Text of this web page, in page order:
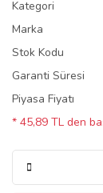
Kategori
Marka
Stok Kodu
Garanti Süresi
Piyasa Fiyatı
* 45,89 TL den